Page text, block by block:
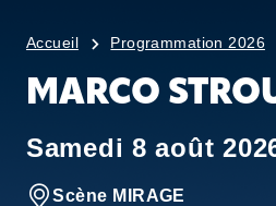
Accueil Programmation 2026
MARCO
Samedi 8 août
Scène MIRAGE